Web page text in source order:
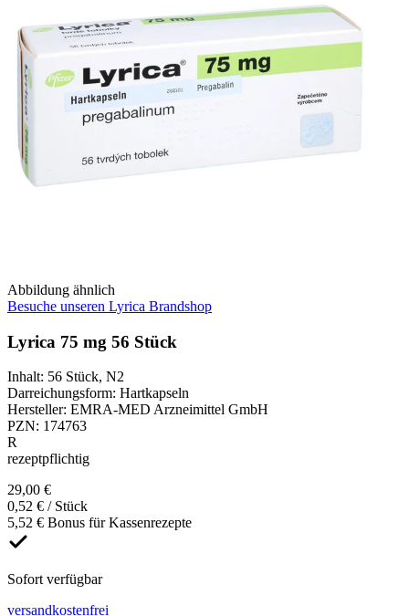
Abbildung ähnlich
Besuche unseren Lyrica Brandshop
Lyrica 75 mg 56 Stück
Inhalt: 56 Stück, N2
Darreichungsform: Hartkapseln
Hersteller: EMRA-MED Arzneimittel GmbH
PZN: 174763
R
rezeptpflichtig
29,00 €
0,52 € / Stück
5,52 € Bonus für Kassenrezepte
Sofort verfügbar
versandkostenfrei